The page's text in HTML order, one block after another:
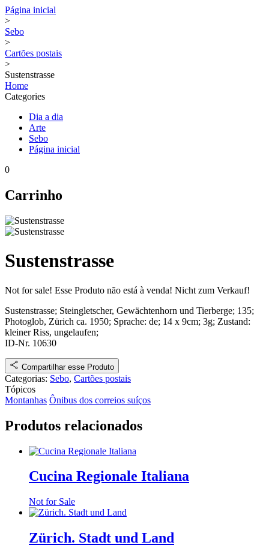
Página inicial
>
Sebo
>
Cartões postais
>
Sustenstrasse
Home
Categories
Dia a dia
Arte
Sebo
Página inicial
0
Carrinho
Sustenstrasse
Not for sale! Esse Produto não está à venda! Nicht zum Verkauf!
Sustenstrasse; Steingletscher, Gewächtenhorn und Tierberge; 135;
Photoglob, Zürich ca. 1950; Sprache: de; 14 x 9cm; 3g; Zustand:
kleiner Riss, ungelaufen;
ID-Nr. 10630
Compartilhar esse Produto
Categorias: Sebo, Cartões postais
Tópicos
Montanhas Ônibus dos correios suíços
Produtos relacionados
Cucina Regionale Italiana
Not for Sale
Zürich. Stadt und Land